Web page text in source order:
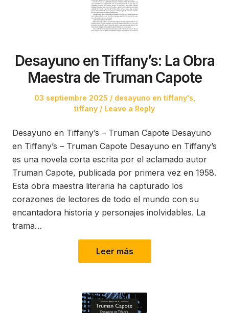
Desayuno en Tiffany’s: La Obra
Maestra de Truman Capote
Posted
03 septiembre 2025
Posted
in
desayuno en tiffany's
tiffany
Leave a Reply
Desayuno en Tiffany’s – Truman Capote Desayuno
en Tiffany’s – Truman Capote Desayuno en Tiffany’s
es una novela corta escrita por el aclamado autor
Truman Capote, publicada por primera vez en 1958.
Esta obra maestra literaria ha capturado los
corazones de lectores de todo el mundo con su
encantadora historia y personajes inolvidables. La
trama…
Leer más